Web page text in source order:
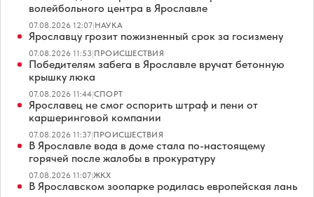
волейбольного центра в Ярославле
07.08.2026 12:07|НАУКА
Ярославцу грозит пожизненный срок за госизмену
07.08.2026 11:53|ПРОИСШЕСТВИЯ
Победителям забега в Ярославле вручат бетонную
крышку люка
07.08.2026 11:44|СПОРТ
Ярославец не смог оспорить штраф и пени от
каршеринговой компании
07.08.2026 11:37|ПРОИСШЕСТВИЯ
В Ярославле вода в доме стала по-настоящему
горячей после жалобы в прокуратуру
07.08.2026 11:07|ЖКХ
В Ярославском зоопарке родилась европейская лань